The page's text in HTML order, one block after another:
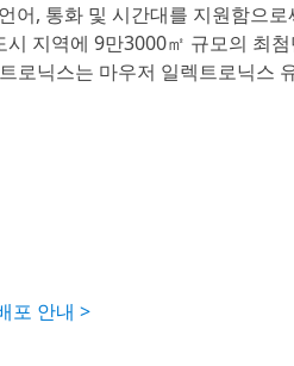
, 통화 및 시간대를 지원함으
지역에 9만3000㎡ 규모의 최
로닉스는 마우저 일렉트로닉스
포 안내 >